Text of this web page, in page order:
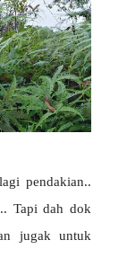
pendakian..
Tapi dah dok
jugak untuk